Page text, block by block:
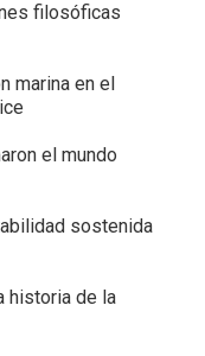
filosóficas
marina en el
el mundo
sostenida
historia de la